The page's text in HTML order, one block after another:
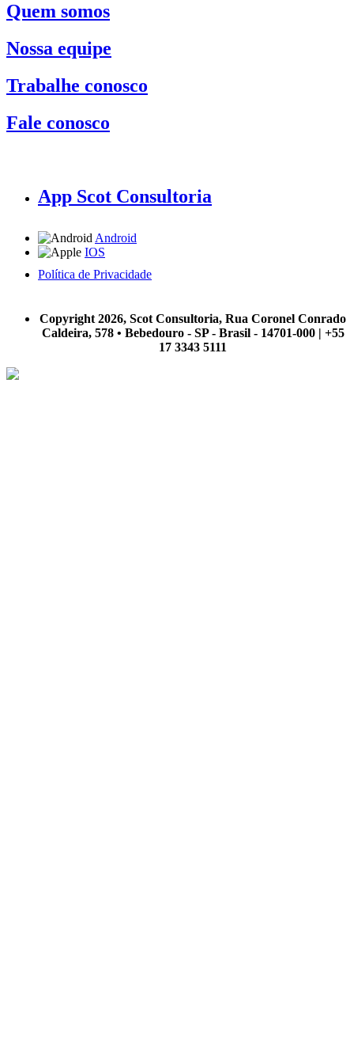
Quem somos
Nossa equipe
Trabalhe conosco
Fale conosco
App Scot Consultoria
Android
IOS
Política de Privacidade
Copyright 2026, Scot Consultoria, Rua Coronel Conrado
Caldeira, 578 • Bebedouro - SP - Brasil - 14701-000 | +55
17 3343 5111